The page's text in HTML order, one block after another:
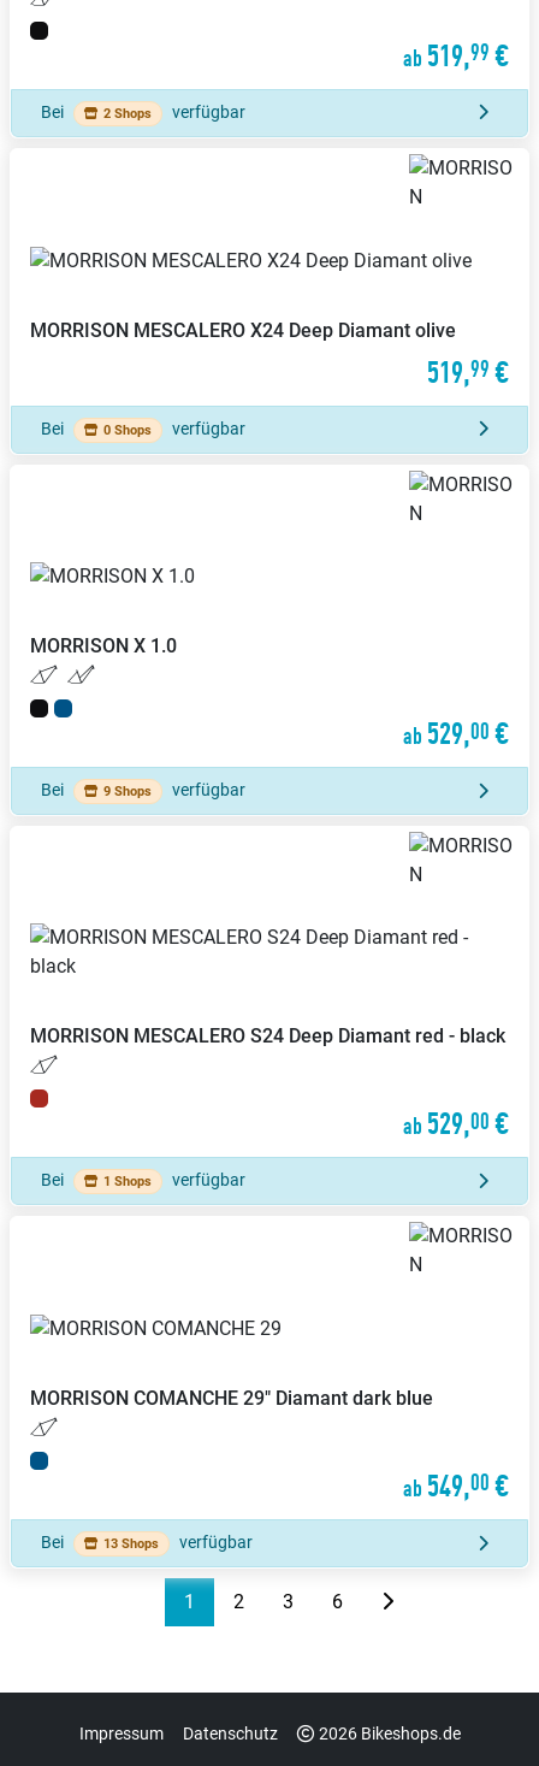
ab 519,99 €
Bei 2 Shops verfügbar
MORRISON MESCALERO X24 Deep Diamant olive
519,99 €
Bei 0 Shops verfügbar
MORRISON X 1.0
ab 529,00 €
Bei 9 Shops verfügbar
MORRISON MESCALERO S24 Deep Diamant red - black
ab 529,00 €
Bei 1 Shops verfügbar
MORRISON COMANCHE 29" Diamant dark blue
ab 549,00 €
Bei 13 Shops verfügbar
1 2 3 6
Impressum Datenschutz 2026 Bikeshops.de